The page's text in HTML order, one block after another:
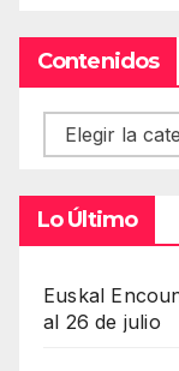
Contenidos
Contenidos
Lo Último
Euskal
al 26 de julio